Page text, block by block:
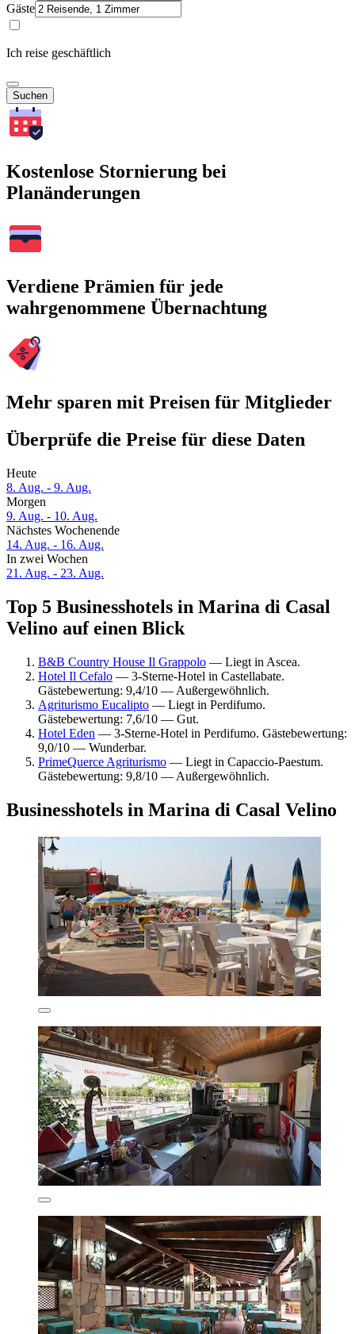
Gäste
Ich reise geschäftlich
Suchen
Kostenlose Stornierung bei
Planänderungen
Verdiene Prämien für jede
wahrgenommene Übernachtung
Mehr sparen mit Preisen für Mitglieder
Überprüfe die Preise für diese Daten
Heute
8. Aug. - 9. Aug.
Morgen
9. Aug. - 10. Aug.
Nächstes Wochenende
14. Aug. - 16. Aug.
In zwei Wochen
21. Aug. - 23. Aug.
Top 5 Businesshotels in Marina di Casal
Velino auf einen Blick
B&B Country House Il Grappolo — Liegt in Ascea.
Hotel Il Cefalo — 3-Sterne-Hotel in Castellabate.
Gästebewertung: 9,4/10 — Außergewöhnlich.
Agriturismo Eucalipto — Liegt in Perdifumo.
Gästebewertung: 7,6/10 — Gut.
Hotel Eden — 3-Sterne-Hotel in Perdifumo. Gästebewertung:
9,0/10 — Wunderbar.
PrimeQuerce Agriturismo — Liegt in Capaccio-Paestum.
Gästebewertung: 9,8/10 — Außergewöhnlich.
Businesshotels in Marina di Casal Velino